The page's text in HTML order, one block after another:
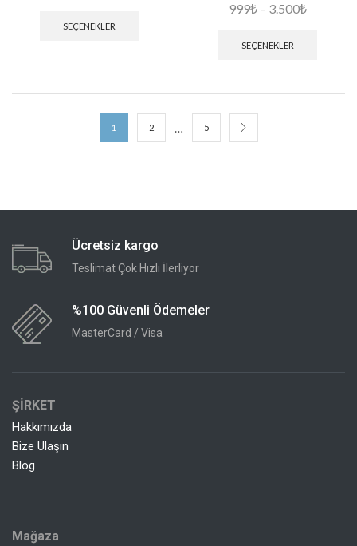
SEÇENEKLER
999₺ – 3.500₺
SEÇENEKLER
1 2 … 5
Ücretsiz kargo
Teslimat Çok Hızlı İlerliyor
%100 Güvenli Ödemeler
MasterCard / Visa
ŞİRKET
Hakkımızda
Bize Ulaşın
Blog
Mağaza